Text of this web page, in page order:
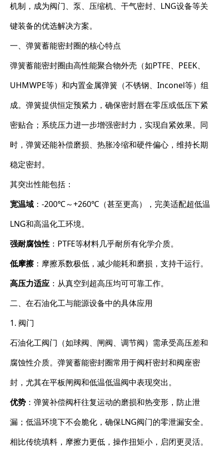
机制，成为阀门、泵、压缩机、干气密封、LNG设备等关
键装备的优选解决方案。
一、弹簧蓄能密封圈的核心特点
弹簧蓄能密封圈由高性能聚合物外壳（如PTFE、PEEK、
UHMWPE等）和内置金属弹簧（不锈钢、Inconel等）组
成。弹簧提供恒定预紧力，确保密封唇在零压或低压下紧
密贴合；系统压力进一步增强密封力，实现自紧效果。同
时，弹簧还能补偿磨损、热胀冷缩和硬件偏心，维持长期
稳定密封。
其突出性能包括：
宽温域 ：-200℃～+260℃（甚至更高），完美适配超低温
LNG和高温化工环境。
强耐腐蚀性 ：PTFE等材料几乎耐所有化学介质。
低摩擦：摩擦系数极低，减少能耗和磨损，支持干运行。
高压力适应 ：从真空到超高压均可可靠工作。
二、在石油化工与能源设备中的具体应用
1. 阀门
石油化工阀门（如球阀、闸阀、调节阀）需承受高压差和
腐蚀性介质。弹簧蓄能密封圈常用于阀杆密封和阀座密
封，尤其在平板闸阀和低温低温阀中表现突出。
优势 ：弹簧补偿阀杆往复运动的磨损和热变形，防止泄
漏；低温环境下不会脆化，确保LNG阀门的零泄漏安全。
相比传统填料，摩擦力更低，操作扭矩小，启闭更灵活。